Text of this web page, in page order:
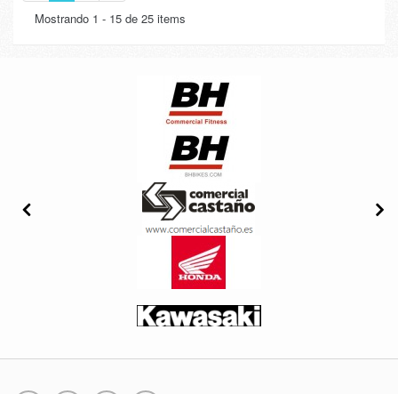
Mostrando 1 - 15 de 25 items